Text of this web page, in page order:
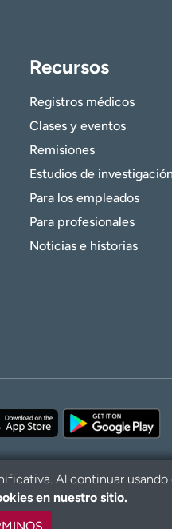
Recursos
Registros médicos
Clases y eventos
Remisiones
Estudios de investigación
Para los empleados
Para profesionales
Noticias e historias
Al continuar
en nuestro sitio.